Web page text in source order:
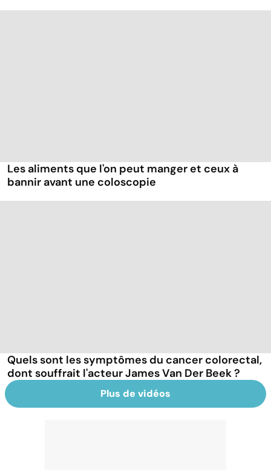
Les aliments que l'on peut manger et ceux à
bannir avant une coloscopie
Quels sont les symptômes du cancer colorectal,
dont souffrait l'acteur James Van Der Beek ?
Plus de vidéos